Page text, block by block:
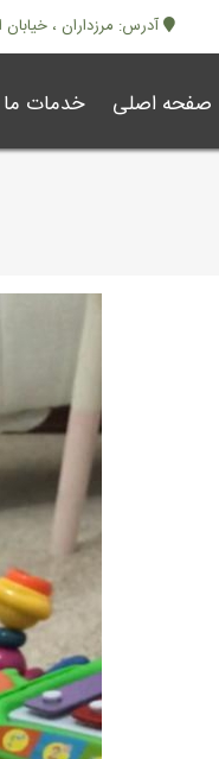
آدرس: مرزداران ، خیابان
صفحه اصلی خدمات ما